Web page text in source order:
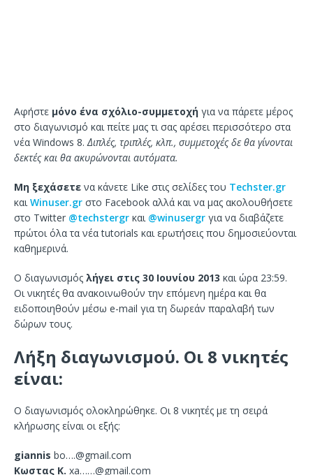
Αφήστε μόνο ένα σχόλιο-συμμετοχή για να πάρετε μέρος
στο διαγωνισμό και πείτε μας τι σας αρέσει περισσότερο στα
νέα Windows 8.Διπλές, τριπλές, κλπ., συμμετοχές δε θα γίνονται
δεκτές και θα ακυρώνονται αυτόματα.
Μη ξεχάσετε να κάνετε Like στις σελίδες του Techster.gr
καιWinuser.gr στο Facebook αλλά και να μας ακολουθήσετε
στο Twitter @techstergr και @winusergr για να διαβάζετε
πρώτοι όλα τα νέα tutorials και ερωτήσεις που δημοσιεύονται
καθημερινά.
Ο διαγωνισμός λήγει στις 30 Ιουνίου 2013 και ώρα 23:59.
Οι νικητές θα ανακοινωθούν την επόμενη ημέρα και θα
ειδοποιηθούν μέσω e-mail για τη δωρεάν παραλαβή των
δώρων τους.
Λήξη διαγωνισμού. Οι 8 νικητές
είναι:
Ο διαγωνισμός ολοκληρώθηκε. Οι 8 νικητές με τη σειρά
κλήρωσης είναι οι εξής:
giannis bo….@gmail.com
Κωστας Κ. xa……@gmail.com